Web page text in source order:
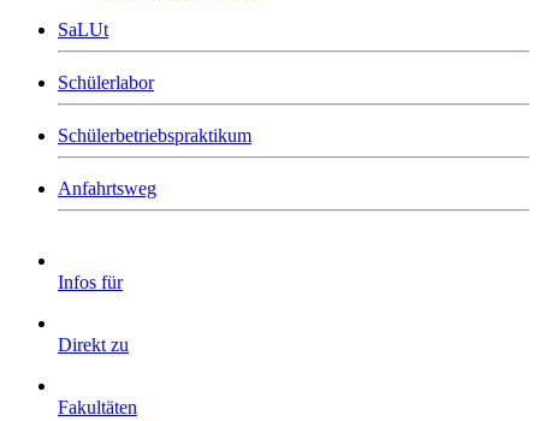
SaLUt
Schülerlabor
Schülerbetriebspraktikum
Anfahrtsweg
Infos für
Direkt zu
Fakultäten